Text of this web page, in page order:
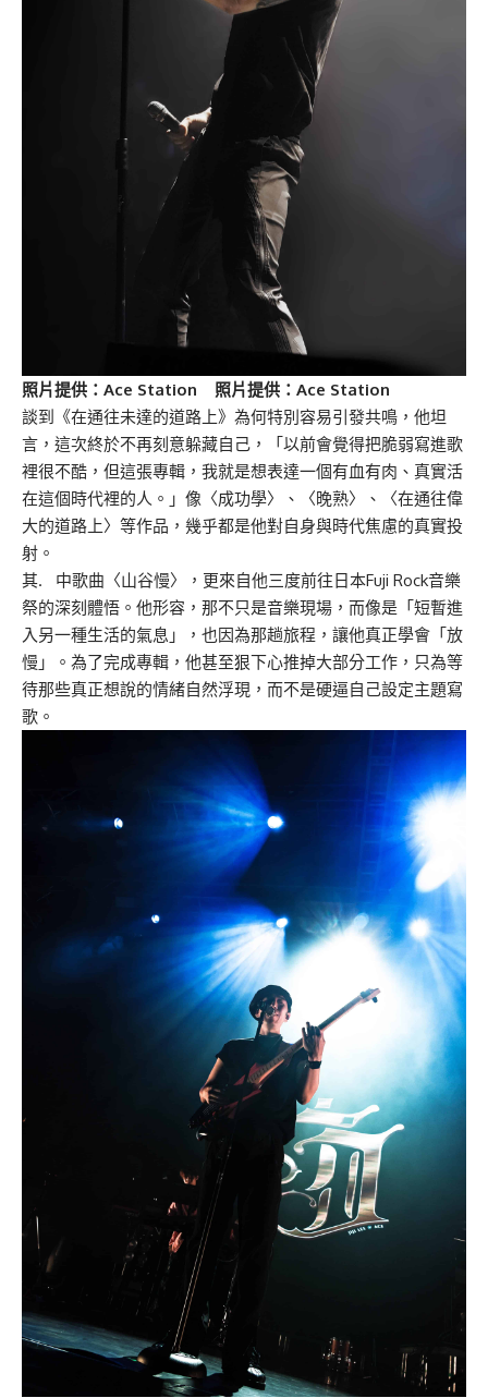
照片提供：Ace Station 照片提供：Ace Station
談到《在通往未達的道路上》為何特別容易引發共鳴，他坦
言，這次終於不再刻意躲藏自己，「以前會覺得把脆弱寫進歌
裡很不酷，但這張專輯，我就是想表達一個有血有肉、真實活
在這個時代裡的人。」像〈成功學〉、〈晚熟〉、〈在通往偉
大的道路上〉等作品，幾乎都是他對自身與時代焦慮的真實投
射。
其. 中歌曲〈山谷慢〉，更來自他三度前往日本Fuji Rock音樂
祭的深刻體悟。他形容，那不只是音樂現場，而像是「短暫進
入另一種生活的氣息」，也因為那趟旅程，讓他真正學會「放
慢」。為了完成專輯，他甚至狠下心推掉大部分工作，只為等
待那些真正想說的情緒自然浮現，而不是硬逼自己設定主題寫
歌。